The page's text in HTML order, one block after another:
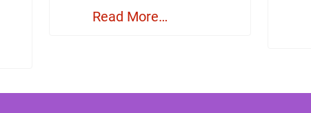
Read More…